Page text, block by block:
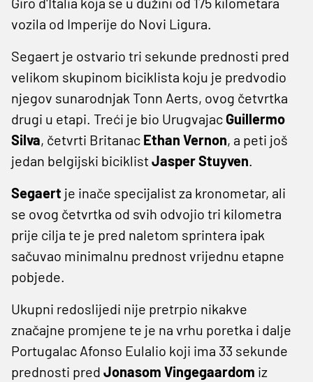
vozila od Imperije do Novi Ligura.
Segaert je ostvario tri sekunde prednosti pred
velikom skupinom biciklista koju je predvodio
njegov sunarodnjak Tonn Aerts, ovog četvrtka
drugi u etapi. Treći je bio Urugvajac Guillermo
Silva, četvrti Britanac Ethan Vernon, a peti još
jedan belgijski biciklistJasper Stuyven.
Segaert je inače specijalist za kronometar, ali
se ovog četvrtka od svih odvojio tri kilometra
prije cilja te je pred naletom sprintera ipak
sačuvao minimalnu prednost vrijednu etapne
pobjede.
Ukupni redoslijedi nije pretrpio nikakve
značajne promjene te je na vrhu poretka i dalje
Portugalac Afonso Eulalio koji ima 33 sekunde
prednosti pred Jonasom Vingegaardom iz